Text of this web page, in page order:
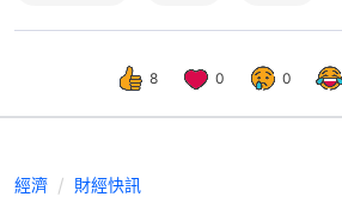
8 0 0
經濟 財經快訊